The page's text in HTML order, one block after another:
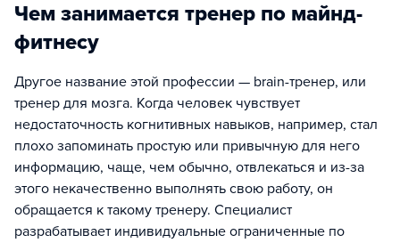
Чем занимается тренер по майнд-
фитнесу
Другое название этой профессии — brain-тренер, или
тренер для мозга. Когда человек чувствует
недостаточность когнитивных навыков, например, стал
плохо запоминать простую или привычную для него
информацию, чаще, чем обычно, отвлекаться и из-за
этого некачественно выполнять свою работу, он
обращается к такому тренеру. Специалист
разрабатывает индивидуальные ограниченные по